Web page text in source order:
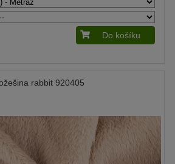
Do košíku
rabbit 920405